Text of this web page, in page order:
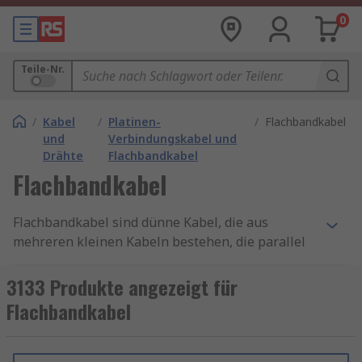
0
Teile-Nr.
/ Kabel
und
Drähte
/ Platinen-
Verbindungskabel und
Flachbandkabel
/ Flachbandkabel
Flachbandkabel
Flachbandkabel sind dünne Kabel, die aus
mehreren kleinen Kabeln bestehen, die parallel
nebeneinander angeordnet ist, bilden sie ein
breites Flachbandkabel, das einem Stück Band
ähnelt.
Unser Sortiment an Flachbandkabel enthält
3133 Produkte angezeigt für
Flachbandkabel